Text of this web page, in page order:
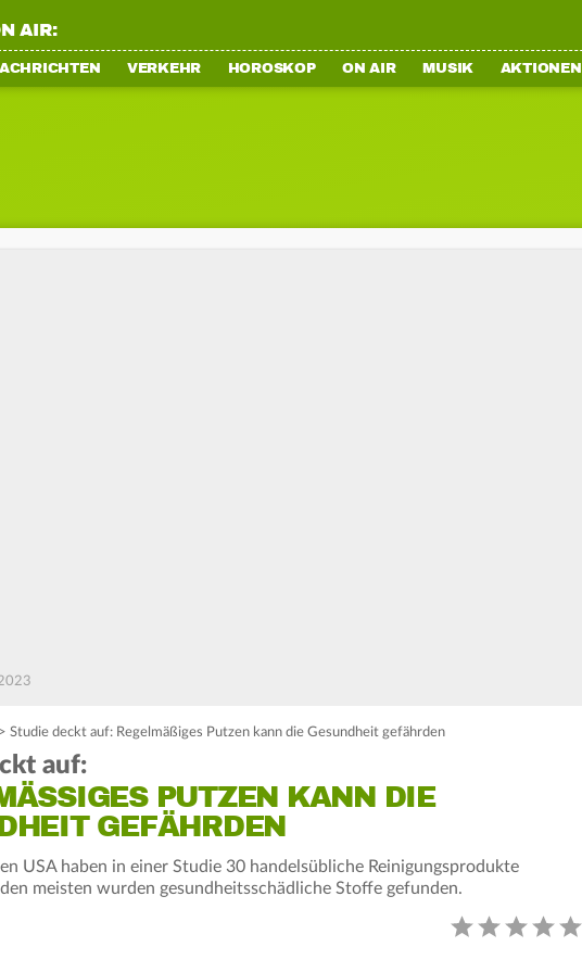
AIR:
VERKEHR HOROSKOP ON AIR MUSIK AKTIONEN
> Studie deckt auf: Regelmäßiges Putzen kann die Gesundheit gefährden
auf:
PUTZEN KANN DIE G
GEFÄHRDEN
USA haben in einer Studie 30 handelsübliche Reinigungsprodukte
meisten wurden gesundheitsschädliche Stoffe gefunden.